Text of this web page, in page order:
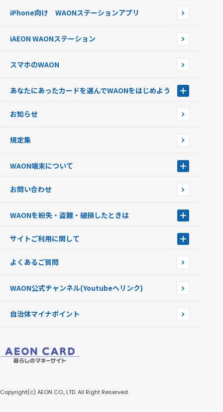
オートチャージ
ポイントからチャージする
チャージ上限金額の変更について
WAONネットステーションWAON端末について
iPhone向け WAONステーションアプリ
iAEON WAONステーション
スマホのWAON
あなたにあったカードを選んでWAONをはじめよう
フードバンク応援WAON
ご当地WAON
G.G WAON
WAONカード・WAONカードプラス
モバイルWAON
提携WAONカード
お知らせ
規定集
WAON端末について
WAONネットステーション
新型WAONステーション
WAONチャージャーmini
お問い合わせ
WAONを紛失・盗難・破損したときは
WAONカードの拾得について
サイトご利用に関して
企業情報
よくあるご質問
WAON公式チャンネル(Youtubeへリンク)
自治体マイナポイント
Copyright(c) AEON CO., LTD. All Right Reserved.